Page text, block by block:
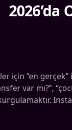
2026’da
için “en
var mı?”,